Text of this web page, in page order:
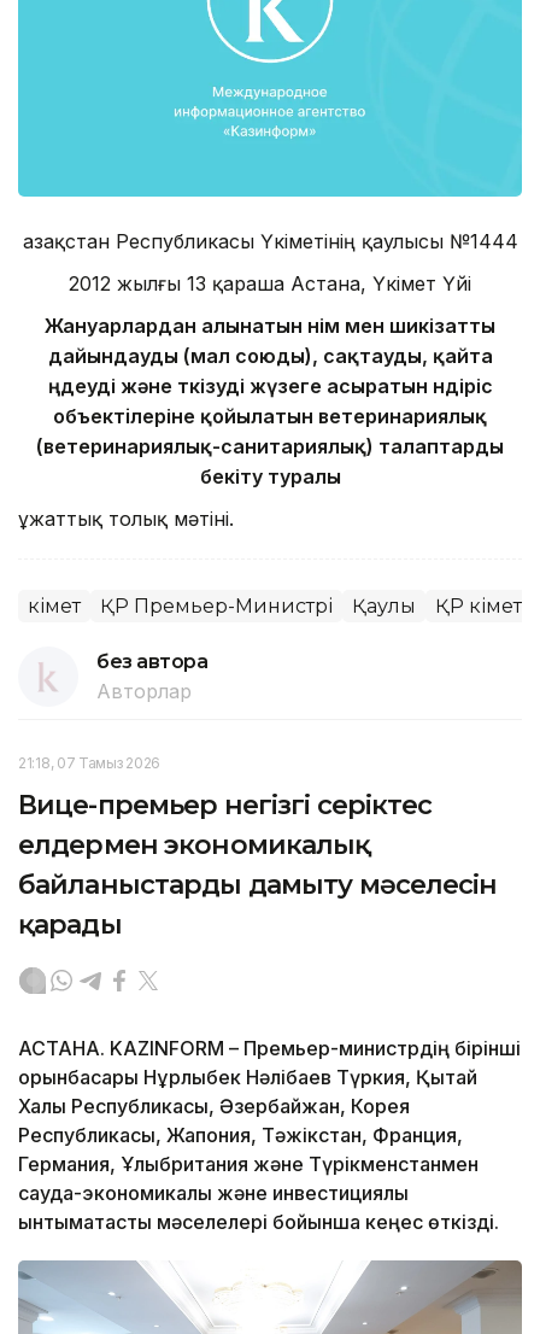
Қазақстан Республикасы Үкіметінің қаулысы №1444
2012 жылғы 13 қараша Астана, Үкімет Үйі
Жануарлардан алынатын өнім мен шикізатты
дайындауды (мал союды), сақтауды, қайта
өңдеуді және өткізуді жүзеге асыратын өндіріс
объектiлеріне қойылатын ветеринариялық
(ветеринариялық-санитариялық) талаптарды
бекіту туралы
Құжаттық толық мәтіні.
Үкімет ҚР Премьер-Министрі Қаулы ҚР Үкіметі
без автора
Авторлар
21:18, 07 Тамыз 2026
Вице-премьер негізгі серіктес
елдермен экономикалық
байланыстарды дамыту мәселесін
қарады
АСТАНА. KAZINFORM – Премьер-министрдің бірінші
орынбасары Нұрлыбек Нәлібаев Түркия, Қытай
Халық Республикасы, Әзербайжан, Корея
Республикасы, Жапония, Тәжікстан, Франция,
Германия, Ұлыбритания және Түрікменстанмен
сауда-экономикалық және инвестициялық
ынтымақтастық мәселелері бойынша кеңес өткізді.